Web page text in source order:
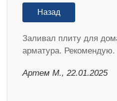
Назад
Заливал плиту для
арматура. Рекомендую.
Артем М., 22.01.2025